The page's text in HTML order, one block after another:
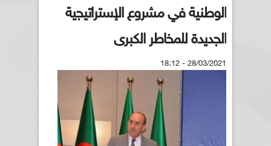
الوطنية في مشروع الإستراتيجية
الجديدة للمخاطر الكبرى
28/03/2021 - 18:12